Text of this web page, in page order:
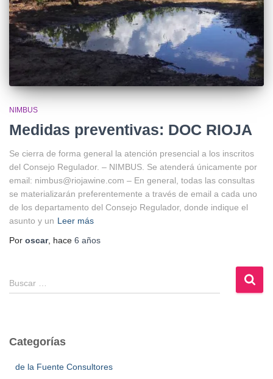
NIMBUS
Medidas preventivas: DOC RIOJA
Se cierra de forma general la atención presencial a los inscritos
del Consejo Regulador. – NIMBUS. Se atenderá únicamente por
email: nimbus@riojawine.com – En general, todas las consultas
se materializarán preferentemente a través de email a cada uno
de los departamento del Consejo Regulador, donde indique el
asunto y un Leer más
Por oscar, hace 6 años
Buscar …
Categorías
de la Fuente Consultores